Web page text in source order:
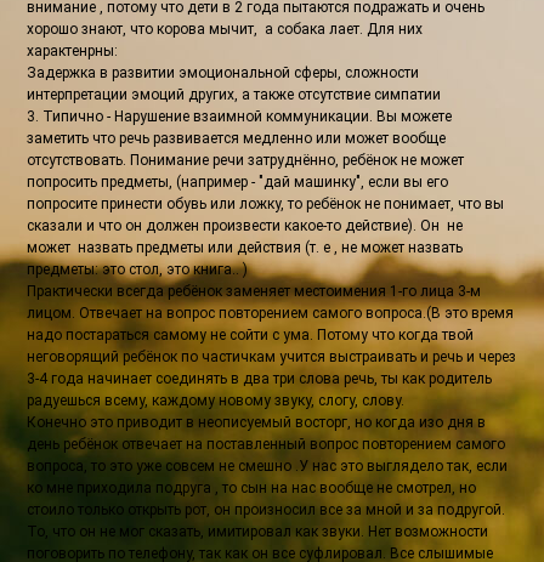
внимание , потому что дети в 2 года пытаются подражать и очень
хорошо знают, что корова мычит, а собака лает. Для них
характенрны:
Задержка в развитии эмоциональной сферы, сложности
интерпретации эмоций других, а также отсутствие симпатии
3. Типично - Нарушение взаимной коммуникации. Вы можете
заметить что речь развивается медленно или может вообще
отсутствовать. Понимание речи затруднённо, ребёнок не может
попросить предметы, (например - "дай машинку", если вы его
попросите принести обувь или ложку, то ребёнок не понимает, что вы
сказали и что он должен произвести какое-то действие). Он не
может назвать предметы или действия (т. е , не может назвать
предметы: это стол, это книга.. )
Практически всегда ребёнок заменяет местоимения 1-го лица 3-м
лицом. Отвечает на вопрос повторением самого вопроса.(В это время
надо постараться самому не сойти с ума. Потому что когда твой
неговорящий ребёнок по частичкам учится выстраивать и речь и через
3-4 года начинает соединять в два три слова речь, ты как родитель
радуешься всему, каждому новому звуку, слогу, слову.
Конечно это приводит в неописуемый восторг, но когда изо дня в
день ребёнок отвечает на поставленный вопрос повторением самого
вопроса, то это уже совсем не смешно .У нас это выглядело так, если
ко мне приходила подруга , то сын на нас вообще не смотрел, но
стоило только открыть рот, он произносил все за мной и за подругой.
То, что он не мог сказать, имитировал как звуки. Нет возможности
поговорить по телефону, так как он все суфлировал. Все слышимые